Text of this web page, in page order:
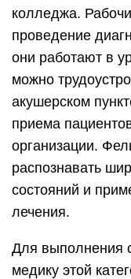
колледжа.
проведение
они работают в
можно
акушерском
приема
организации.
распознавать
состояний и
лечения.
Для выполнения
медику этой